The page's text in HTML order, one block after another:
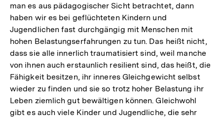
man es aus pädagogischer Sicht betrachtet, dann
haben wir es bei geflüchteten Kindern und
Jugendlichen fast durchgängig mit Menschen mit
hohen Belastungserfahrungen zu tun. Das heißt nicht,
dass sie alle innerlich traumatisiert sind, weil manche
von ihnen auch erstaunlich resilient sind, das heißt, die
Fähigkeit besitzen, ihr inneres Gleichgewicht selbst
wieder zu finden und sie so trotz hoher Belastung ihr
Leben ziemlich gut bewältigen können. Gleichwohl
gibt es auch viele Kinder und Jugendliche, die sehr